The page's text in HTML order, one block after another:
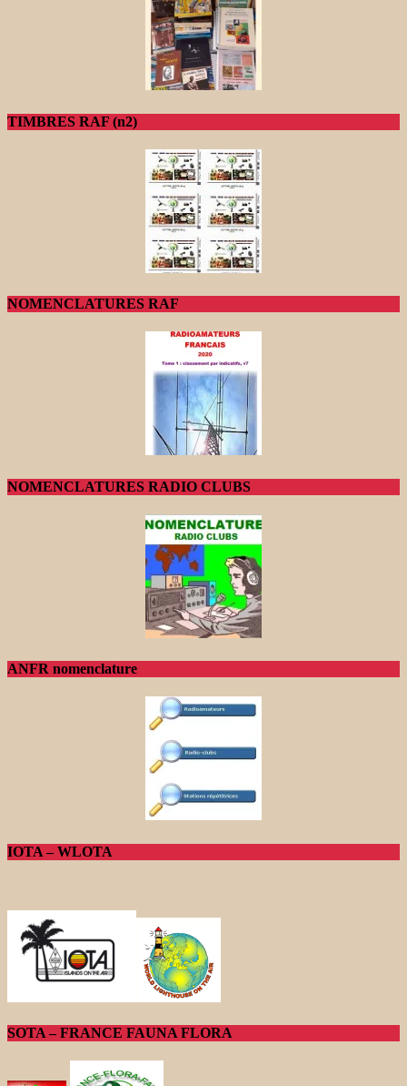
TIMBRES RAF (n2)
NOMENCLATURES RAF
NOMENCLATURES RADIO CLUBS
ANFR nomenclature
IOTA – WLOTA
SOTA – FRANCE FAUNA FLORA